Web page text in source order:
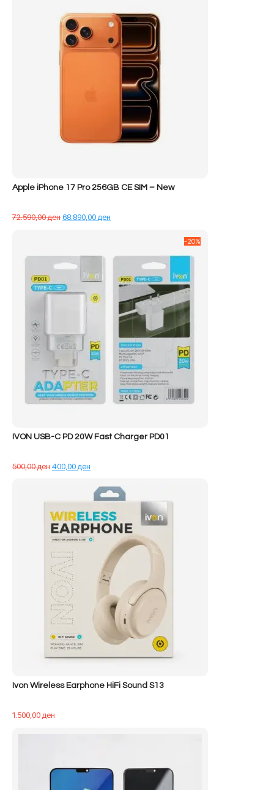
Apple iPhone 17 Pro 256GB CE SIM – New
72.590,00денÇmimi
68.890,00ден
68.890,00 ден.
IVON USB-C PD 20W Fast Charger PD01
500,00денÇmimi
400,00ден
tanishëm
është:
-20%
Ivon Wireless Earphone HiFi Sound S13
1.500,00ден